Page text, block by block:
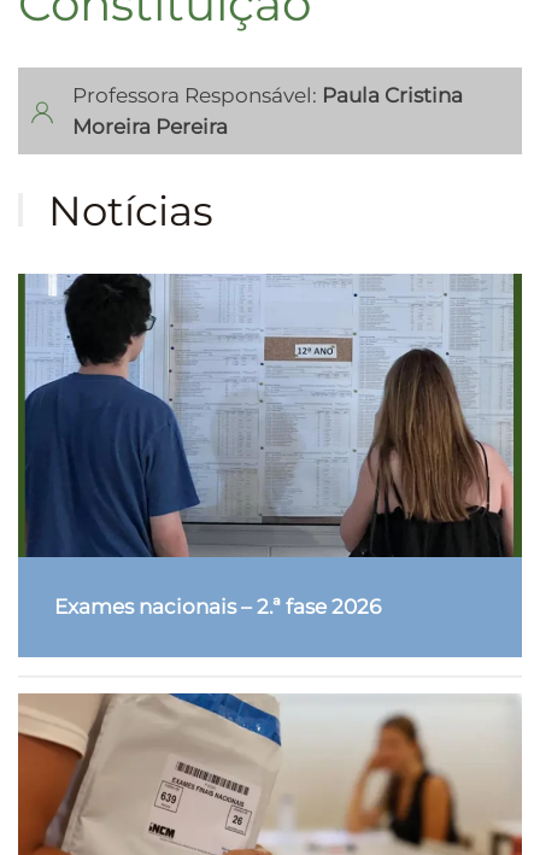
Professora Responsável: Paula Cristina
Moreira Pereira
Notícias
Exames nacionais – 2.ª fase 2026